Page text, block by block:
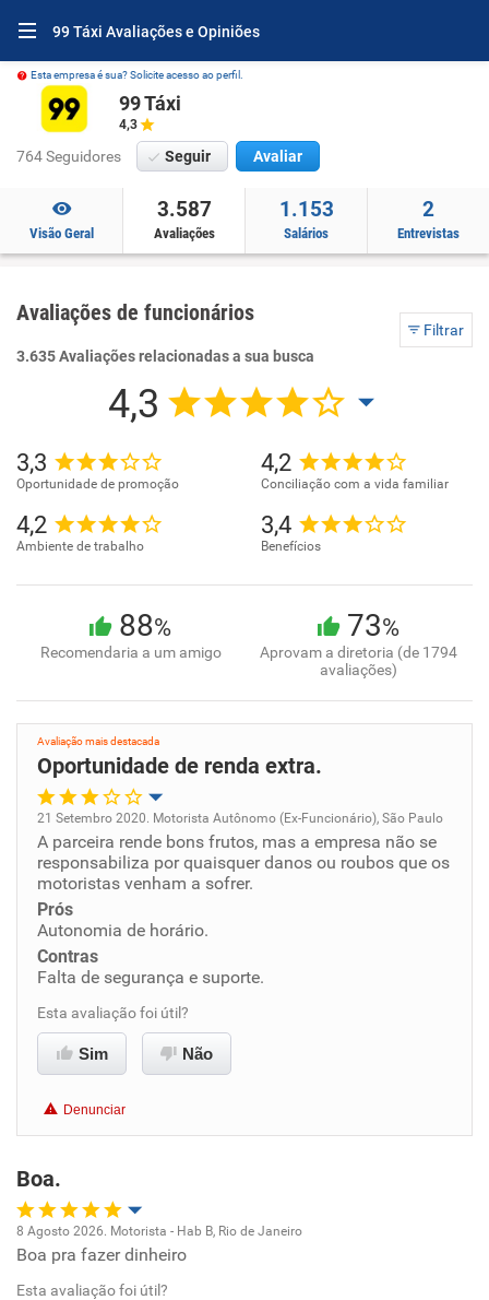
99 Táxi Avaliações e Opiniões
Esta empresa é sua? Solicite acesso ao perfil.
99 Táxi
4,3
764 Seguidores Seguir Avaliar
Visão Geral
3.587
Avaliações
1.153
Salários
2
Entrevistas
Avaliações de funcionários
Filtrar
3.635 Avaliações relacionadas a sua busca
4,3
3,3
Oportunidade de promoção
4,2
Conciliação com a vida familiar
4,2
Ambiente de trabalho
3,4
Benefícios
88%
Recomendaria a um amigo
73%
Aprovam a diretoria (de 1794
avaliações)
Avaliação mais destacada
Oportunidade de renda extra.
Oportunidade de promoção
Conciliação com a vida familiar
Benefícios
Recomenda esta empresa
21 Setembro 2020. Motorista Autônomo (Ex-Funcionário), São Paulo
A parceira rende bons frutos, mas a empresa não se
responsabiliza por quaisquer danos ou roubos que os
motoristas venham a sofrer.
Prós
Autonomia de horário.
Contras
Falta de segurança e suporte.
Esta avaliação foi útil?
Sim Não
Denunciar
Boa.
Oportunidade de promoção
8 Agosto 2026. Motorista - Hab B, Rio de Janeiro
Boa pra fazer dinheiro
Esta avaliação foi útil?